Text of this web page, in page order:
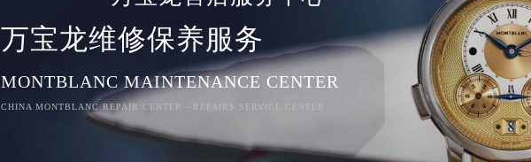
万宝龙维修保养服务
MONTBLANC MAINTENANCE CENTER
CHINA MONTBLANC REPAIR CENTER - REPAIRS SERVICE CENTER